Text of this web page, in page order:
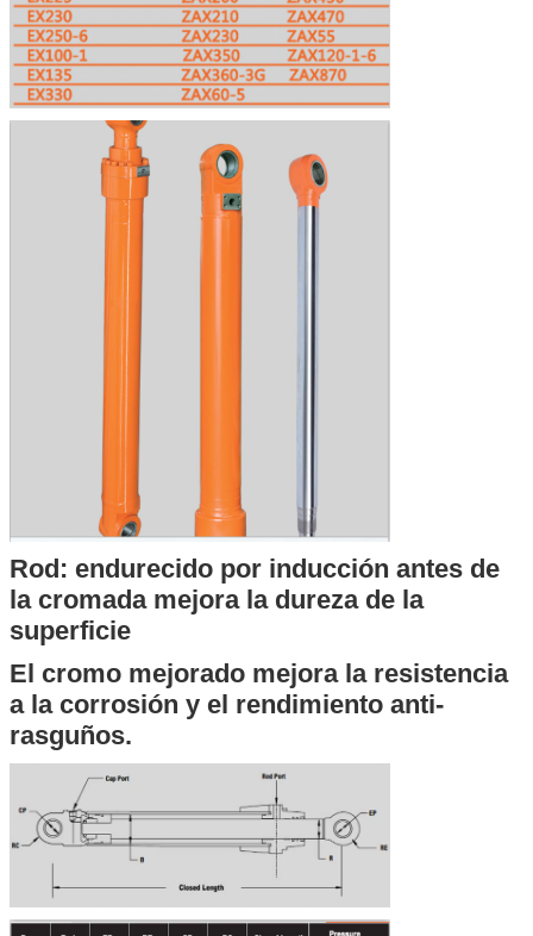
Rod: endurecido por inducción antes de
la cromada mejora la dureza de la
superficie
El cromo mejorado mejora la resistencia
a la corrosión y el rendimiento anti-
rasguños.